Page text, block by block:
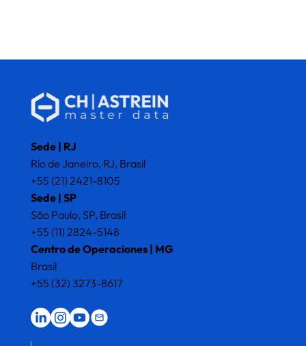
Sede | RJ
Río de Janeiro, RJ, Brasil
+55 (21) 2421-8105
Sede | SP
São Paulo, SP, Brasil
+55 (11) 2824-5148
Centro de Operaciones | MG
Brasil
+55 (32) 3273-8617